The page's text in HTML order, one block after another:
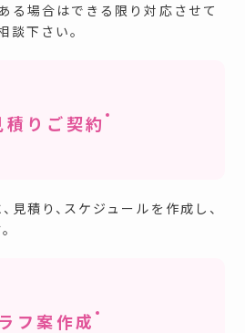
る場合はできる限り対応させて
談下さい。
積りご契約
見積り、スケジュールを作成し、
ラフ案作成